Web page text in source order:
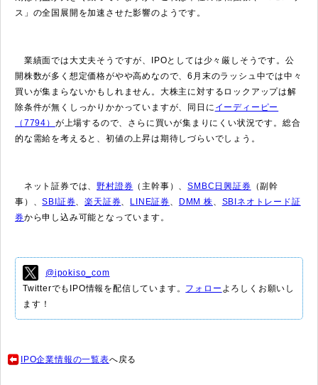
ス」の全国展開を加速させた影響のようです。
業績面では大丈夫そうですが、IPOとしては少々厳しそうです。公
開株数が多く想定価格がやや高めなので、6月末のラッシュ中では中々
買いが集まらないかもしれません。大株主に対するロックアップは解
除条件が無くしっかりかかっていますが、同日に イーディーピー
（7794） が上場するので、さらに買いが集まりにくい状況です。総合
的な需給を考えると、初値の上昇は期待しづらいでしょう。
ネット証券では、野村證券 （主幹事）、SMBC日興証券 （副幹
事）、SBI証券、楽天証券、 LINE証券、 DMM 株、 SBIネオトレード証
券から申し込み可能となっています。
@ipokiso_com
TwitterでもIPO情報を配信しています。 フォロー よろしくお願いし
ます！
IPO企業情報の一覧表へ戻る